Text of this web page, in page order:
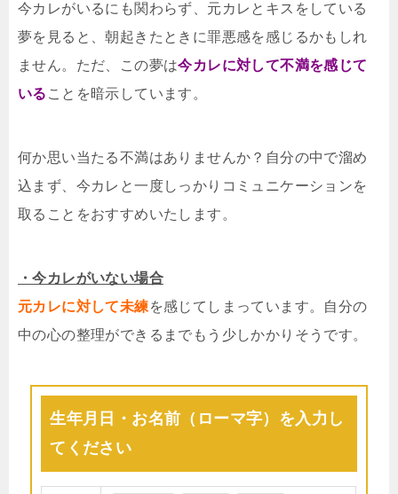
今カレがいるにも関わらず、元カレとキスをしている
夢を見ると、朝起きたときに罪悪感を感じるかもしれ
ません。ただ、この夢は今カレに対して不満を感じて
いる ことを暗示しています。
何か思い当たる不満はありませんか？自分の中で溜め
込まず、今カレと一度しっかりコミュニケーションを
取ることをおすすめいたします。
・今カレがいない場合
元カレに対して未練を感じてしまっています。自分の
中の心の整理ができるまでもう少しかかりそうです。
生年月日・お名前（ローマ字）を入力し
てください